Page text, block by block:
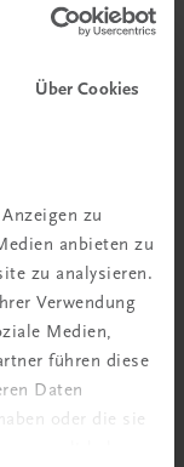
Über Cookies
zu
anbieten zu
zu analysieren.
Verwendung
Medien,
führen diese
Daten
oder die sie